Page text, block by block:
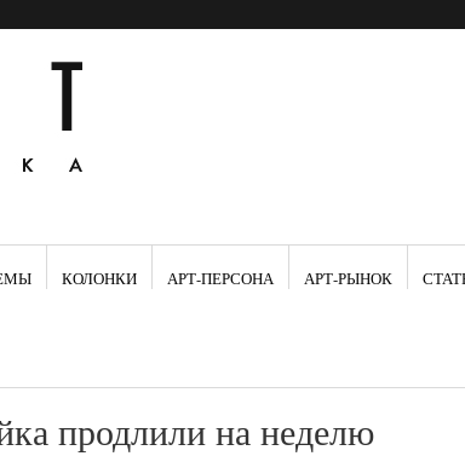
КОЛОНКИ АРТ-ПЕРСОНА АРТ-РЫНОК
продлили на неделю